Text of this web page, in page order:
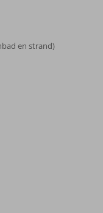
en strand)